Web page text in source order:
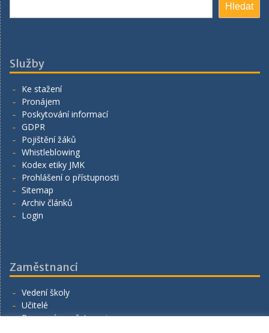
Hledat
Služby
Ke stažení
Pronájem
Poskytování informací
GDPR
Pojištění žáků
Whistleblowing
Kodex etiky JMK
Prohlášení o přístupnosti
Sitemap
Archiv článků
Login
Zaměstnanci
Vedení školy
Učitelé
Provozní zaměstnanci